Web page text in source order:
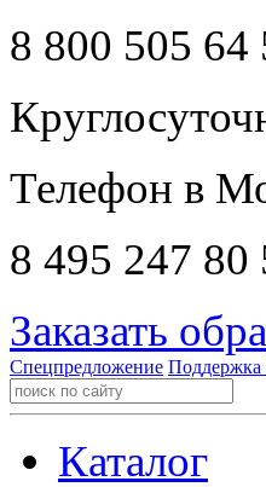
8 800 505 64
Телефон в
8 495 247 80
Заказать
Спецпредложение Поддержка
Каталог